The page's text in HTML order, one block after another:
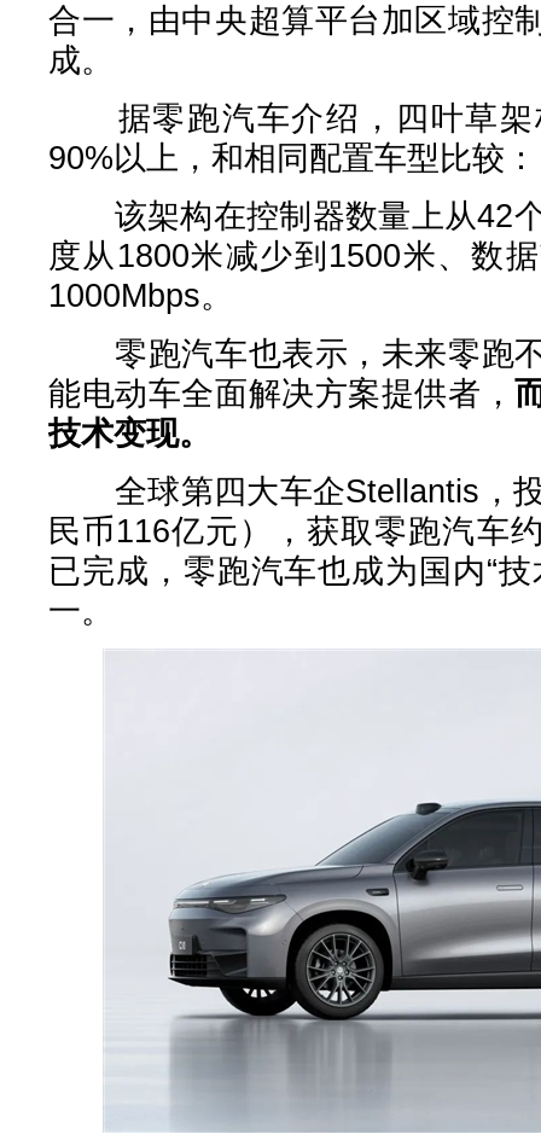
合一，由中央超算平台加区域控
成。
据零跑汽车介绍，四叶草架
90%以上，和相同配置车型比较：
该架构在控制器数量上从42
度从1800米减少到1500米、数
1000Mbps。
零跑汽车也表示，未来零跑
能电动车全面解决方案提供者，
技术变现。
全球第四大车企Stellantis，投
民币116亿元），获取零跑汽车
已完成，零跑汽车也成为国内“
一。